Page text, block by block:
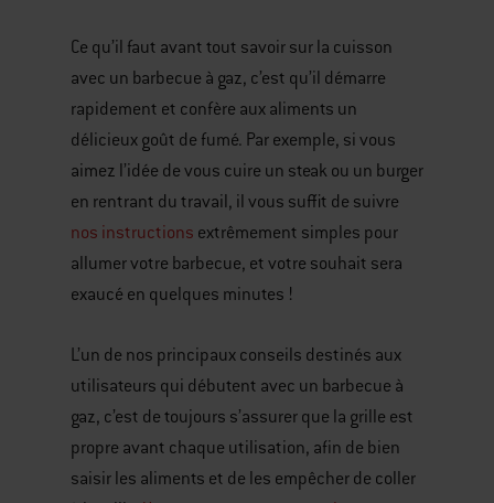
Use
Next
and
Previous
buttons
to
navigate.
Ce qu’il faut avant tout savoir sur la cuisson
avec un barbecue à gaz, c’est qu’il démarre
rapidement et confère aux aliments un
délicieux goût de fumé. Par exemple, si vous
aimez l’idée de vous cuire un steak ou un burger
en rentrant du travail, il vous suffit de suivre
nos instructions extrêmement simples pour
allumer votre barbecue, et votre souhait sera
exaucé en quelques minutes !
L’un de nos principaux conseils destinés aux
utilisateurs qui débutent avec un barbecue à
gaz, c’est de toujours s’assurer que la grille est
propre avant chaque utilisation, afin de bien
saisir les aliments et de les empêcher de coller